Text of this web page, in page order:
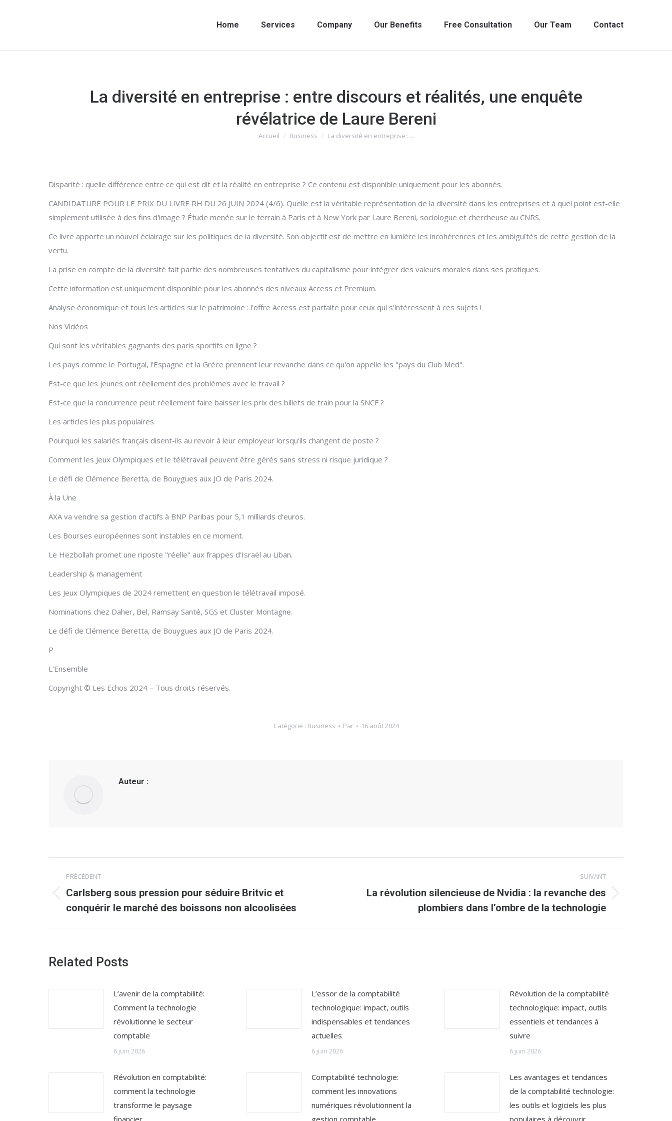
Home Services Company Our Benefits Free Consultation Our Team Contact
La diversité en entreprise : entre discours et réalités, une enquête
révélatrice de Laure Bereni
Vous êtes ici :
Accueil Business La diversité en entreprise :…
Disparité : quelle différence entre ce qui est dit et la réalité en entreprise ? Ce contenu est disponible uniquement pour les abonnés.
CANDIDATURE POUR LE PRIX DU LIVRE RH DU 26 JUIN 2024 (4/6). Quelle est la véritable représentation de la diversité dans les entreprises et à quel point est-elle
simplement utilisée à des fins d'image ? Étude menée sur le terrain à Paris et à New York par Laure Bereni, sociologue et chercheuse au CNRS.
Ce livre apporte un nouvel éclairage sur les politiques de la diversité. Son objectif est de mettre en lumière les incohérences et les ambiguïtés de cette gestion de la
vertu.
La prise en compte de la diversité fait partie des nombreuses tentatives du capitalisme pour intégrer des valeurs morales dans ses pratiques.
Cette information est uniquement disponible pour les abonnés des niveaux Access et Premium.
Analyse économique et tous les articles sur le patrimoine : l'offre Access est parfaite pour ceux qui s'intéressent à ces sujets !
Nos Vidéos
Qui sont les véritables gagnants des paris sportifs en ligne ?
Les pays comme le Portugal, l'Espagne et la Grèce prennent leur revanche dans ce qu'on appelle les "pays du Club Med".
Est-ce que les jeunes ont réellement des problèmes avec le travail ?
Est-ce que la concurrence peut réellement faire baisser les prix des billets de train pour la SNCF ?
Les articles les plus populaires
Pourquoi les salariés français disent-ils au revoir à leur employeur lorsqu'ils changent de poste ?
Comment les Jeux Olympiques et le télétravail peuvent être gérés sans stress ni risque juridique ?
Le défi de Clémence Beretta, de Bouygues aux JO de Paris 2024.
À la Une
AXA va vendre sa gestion d'actifs à BNP Paribas pour 5,1 milliards d'euros.
Les Bourses européennes sont instables en ce moment.
Le Hezbollah promet une riposte "réelle" aux frappes d'Israël au Liban.
Leadership & management
Les Jeux Olympiques de 2024 remettent en question le télétravail imposé.
Nominations chez Daher, Bel, Ramsay Santé, SGS et Cluster Montagne.
Le défi de Clémence Beretta, de Bouygues aux JO de Paris 2024.
P
L'Ensemble
Copyright © Les Echos 2024 – Tous droits réservés.
Catégorie : Business Par 16 août 2024
Auteur :
Navigation
article
PRÉCÉDENT
Article
précédent
:
Carlsberg sous pression pour séduire Britvic et
conquérir le marché des boissons non alcoolisées
SUIVANT
Article
:
La révolution silencieuse de Nvidia : la revanche des
plombiers dans l’ombre de la technologie
Related Posts
L’avenir de la comptabilité:
Comment la technologie
révolutionne le secteur
comptable
6 juin 2026
L’essor de la comptabilité
technologique: impact, outils
indispensables et tendances
actuelles
6 juin 2026
Révolution de la comptabilité
technologique: impact, outils
essentiels et tendances à
suivre
6 juin 2026
Révolution en comptabilité:
comment la technologie
transforme le paysage
financier
Comptabilité technologie:
comment les innovations
numériques révolutionnent la
gestion comptable
Les avantages et tendances
de la comptabilité technologie:
les outils et logiciels les plus
populaires à découvrir